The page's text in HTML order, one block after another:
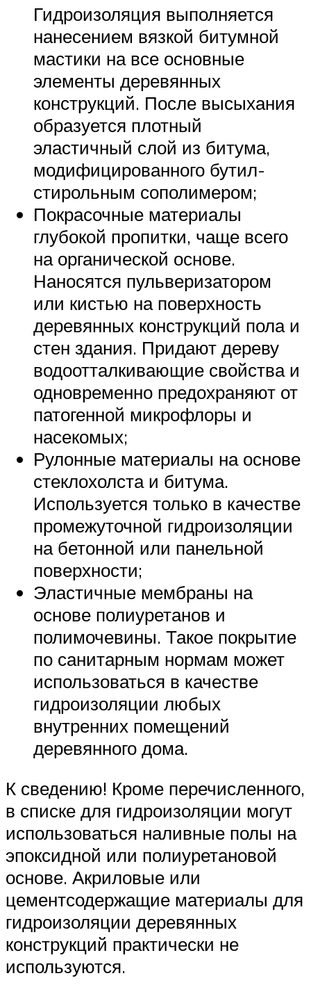
Гидроизоляция выполняется
нанесением вязкой битумной
мастики на все основные
элементы деревянных
конструкций. После высыхания
образуется плотный
эластичный слой из битума,
модифицированного бутил-
стирольным сополимером;
Покрасочные материалы
глубокой пропитки, чаще всего
на органической основе.
Наносятся пульверизатором
или кистью на поверхность
деревянных конструкций пола и
стен здания. Придают дереву
водоотталкивающие свойства и
одновременно предохраняют от
патогенной микрофлоры и
насекомых;
Рулонные материалы на основе
стеклохолста и битума.
Используется только в качестве
промежуточной гидроизоляции
на бетонной или панельной
поверхности;
Эластичные мембраны на
основе полиуретанов и
полимочевины. Такое покрытие
по санитарным нормам может
использоваться в качестве
гидроизоляции любых
внутренних помещений
деревянного дома.
К сведению! Кроме перечисленного,
в списке для гидроизоляции могут
использоваться наливные полы на
эпоксидной или полиуретановой
основе. Акриловые или
цементсодержащие материалы для
гидроизоляции деревянных
конструкций практически не
используются.